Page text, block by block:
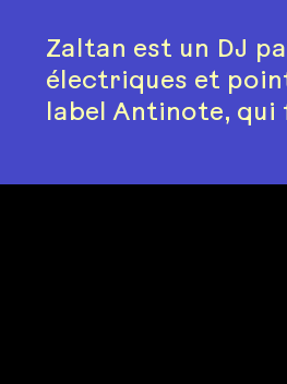
Zaltan est un DJ
électriques et
label Antinote, qui